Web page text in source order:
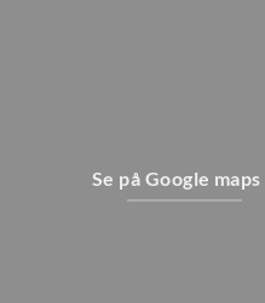
Se på Google maps